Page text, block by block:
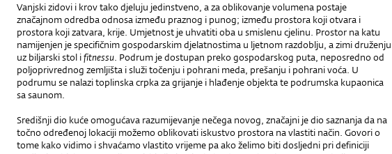
Vanjski zidovi i krov tako djeluju jedinstveno, a za oblikovanje volumena postaje
značajnom odredba odnosa između praznog i punog; između prostora koji otvara i
prostora koji zatvara, krije. Umjetnost je uhvatiti oba u smislenu cjelinu. Prostor na katu
namijenjen je specifičnim gospodarskim djelatnostima u ljetnom razdoblju, a zimi druženju
uz biljarski stol ifitnessu. Podrum je dostupan preko gospodarskog puta, neposredno od
poljoprivrednog zemljišta i služi točenju i pohrani meda, prešanju i pohrani voća. U
podrumu se nalazi toplinska crpka za grijanje i hlađenje objekta te podrumska kupaonica
sa saunom.
Središnji dio kuće omogućava razumijevanje nečega novog, značajni je dio saznanja da na
točno određenoj lokaciji možemo oblikovati iskustvo prostora na vlastiti način. Govori o
tome kako vidimo i shvaćamo vlastito vrijeme pa ako želimo biti dosljedni pri definiciji